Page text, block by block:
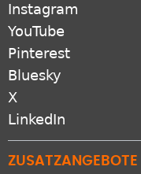
Instagram
YouTube
Pinterest
Bluesky
X
LinkedIn
ZUSATZANGEBOTE